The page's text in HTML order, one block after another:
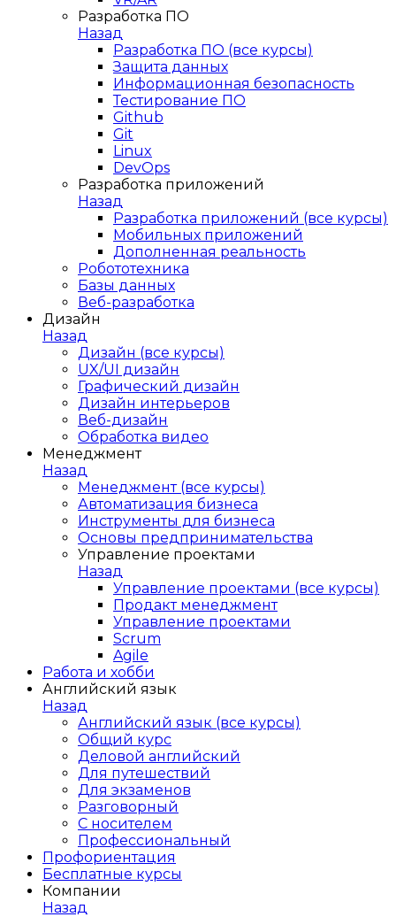
Разработка ПО
Назад
Разработка ПО (все курсы)
Защита данных
Информационная безопасность
Тестирование ПО
Github
Git
Linux
DevOps
Разработка приложений
Назад
Разработка приложений (все курсы)
Мобильных приложений
Дополненная реальность
Робототехника
Базы данных
Веб-разработка
Дизайн
Назад
Дизайн (все курсы)
UX/UI дизайн
Графический дизайн
Дизайн интерьеров
Веб-дизайн
Обработка видео
Менеджмент
Назад
Менеджмент (все курсы)
Автоматизация бизнеса
Инструменты для бизнеса
Основы предпринимательства
Управление проектами
Назад
Управление проектами (все курсы)
Продакт менеджмент
Управление проектами
Scrum
Agile
Работа и хобби
Английский язык
Назад
Английский язык (все курсы)
Общий курс
Деловой английский
Для путешествий
Для экзаменов
Разговорный
С носителем
Профессиональный
Профориентация
Бесплатные курсы
Компании
Назад